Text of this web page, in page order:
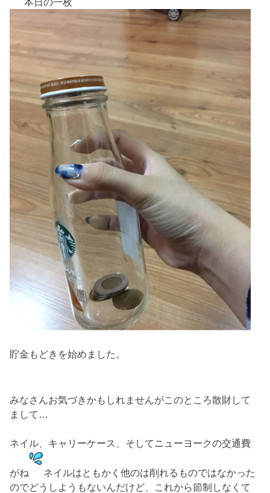
貯金もどきを始めました。
みなさんお気づきかもしれませんがこのところ散財して
まして…
ネイル、キャリーケース、そしてニューヨークの交通費
がね
ネイルはともかく他のは削れるものではなかった
のでどうしようもないんだけど、これから節制しなくて